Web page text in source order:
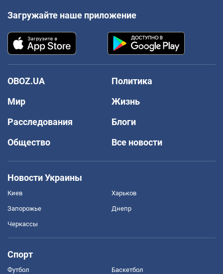
Загружайте наше приложение
OBOZ.UA
Политика
Мир
Жизнь
Расследования
Блоги
Общество
Все новости
Новости Украины
Киев Харьков
Запорожье Днепр
Черкассы
Спорт
Футбол Баскетбол